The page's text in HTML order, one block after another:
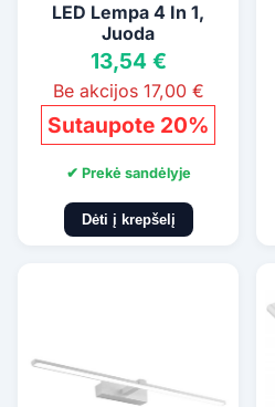
LED Lempa 4 In 1,
Juoda
13,54 €
Be akcijos 17,00 €
Sutaupote 20%
✔ Prekė sandėlyje
Dėti į krepšelį